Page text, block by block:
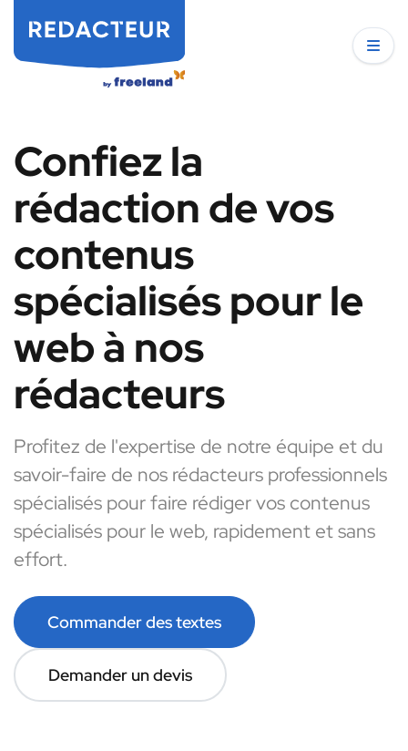
Confiez la
rédaction de vos
contenus
spécialisés pour le
web à nos
rédacteurs
Profitez de l'expertise de notre équipe et du
savoir-faire de nos rédacteurs professionnels
spécialisés pour faire rédiger vos contenus
spécialisés pour le web, rapidement et sans
effort.
Commander des textes
Demander un devis